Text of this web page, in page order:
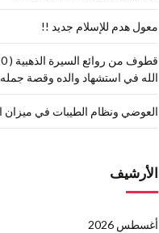
معول هدم للإسلام جديد !!
الله في استشهاد والده وقصة
العوضي ونظام الطيبات في ميزان
الأرشيف
أغسطس 2026